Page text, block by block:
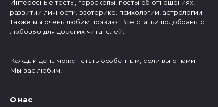
Интересные тесты, гороскопы, посты об отношениях,
развитии личности, эзотерике, психологии, астрологии.
Также мы очень любим поэзию! Все статьи подобраны с
любовью для дорогих читателей.
Каждый день может стать особенным, если вы с нами.
Мы вас любим!
О нас